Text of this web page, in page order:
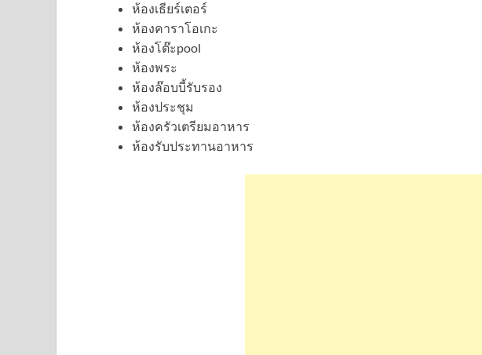
ห้องเธียร์เตอร์
ห้องคาราโอเกะ
ห้องโต๊ะpool
ห้องพระ
ห้องล๊อบบี้รับรอง
ห้องประชุม
ห้องครัวเตรียมอาหาร
ห้องรับประทานอาหาร